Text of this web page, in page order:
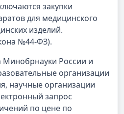
закупки
для медицинского
изделий.
№44-ФЗ).
Минобрнауки России и
организации
научные организации
запрос
по цене по